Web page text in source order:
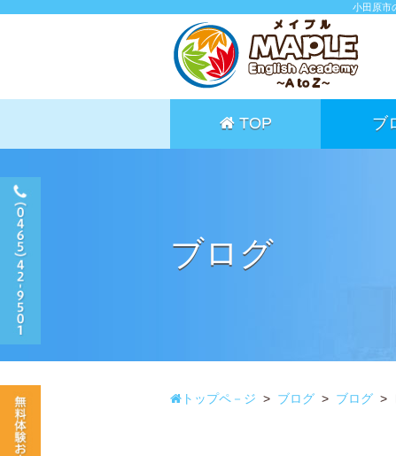
小田原市
TOP ブ
ブログ
トップペ－ジ > ブログ > ブログ >